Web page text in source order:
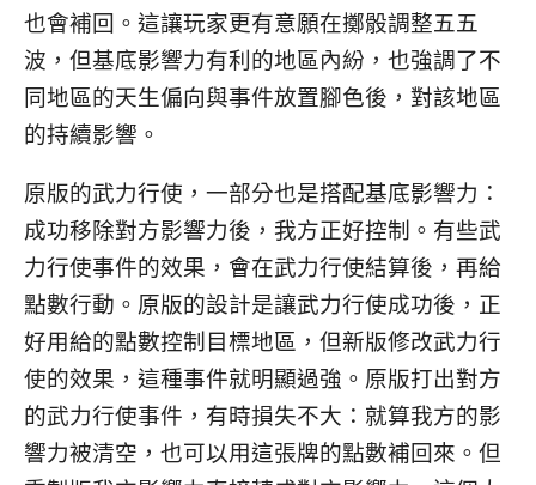
也會補回。這讓玩家更有意願在擲骰調整五五
波，但基底影響力有利的地區內紛，也強調了不
同地區的天生偏向與事件放置腳色後，對該地區
的持續影響。
原版的武力行使，一部分也是搭配基底影響力：
成功移除對方影響力後，我方正好控制。有些武
力行使事件的效果，會在武力行使結算後，再給
點數行動。原版的設計是讓武力行使成功後，正
好用給的點數控制目標地區，但新版修改武力行
使的效果，這種事件就明顯過強。原版打出對方
的武力行使事件，有時損失不大：就算我方的影
響力被清空，也可以用這張牌的點數補回來。但